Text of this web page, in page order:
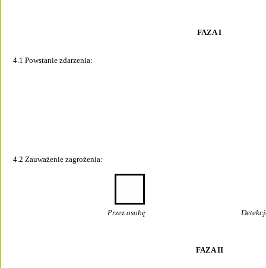
FAZA I
4.1 Powstanie zdarzenia:
4.2 Zauważenie zagrożenia:
Przez osobę
FAZA II